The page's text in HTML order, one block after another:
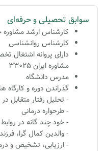
سوابق تحصیلی و حرفه‌ای
کارشناس ارشد مشاوره
کارشناس روانشناسى
دارای پروانه اشتغال
مشاوره ایران 33025
مدرس دانشگاه
گذراندن دوره و کارگاه
- تحلیل رفتار متقابل در
- طرحواره درمانی
- خود چند گانه در
- والدین کمال گرا،
- ارزیابی، تشخیص و